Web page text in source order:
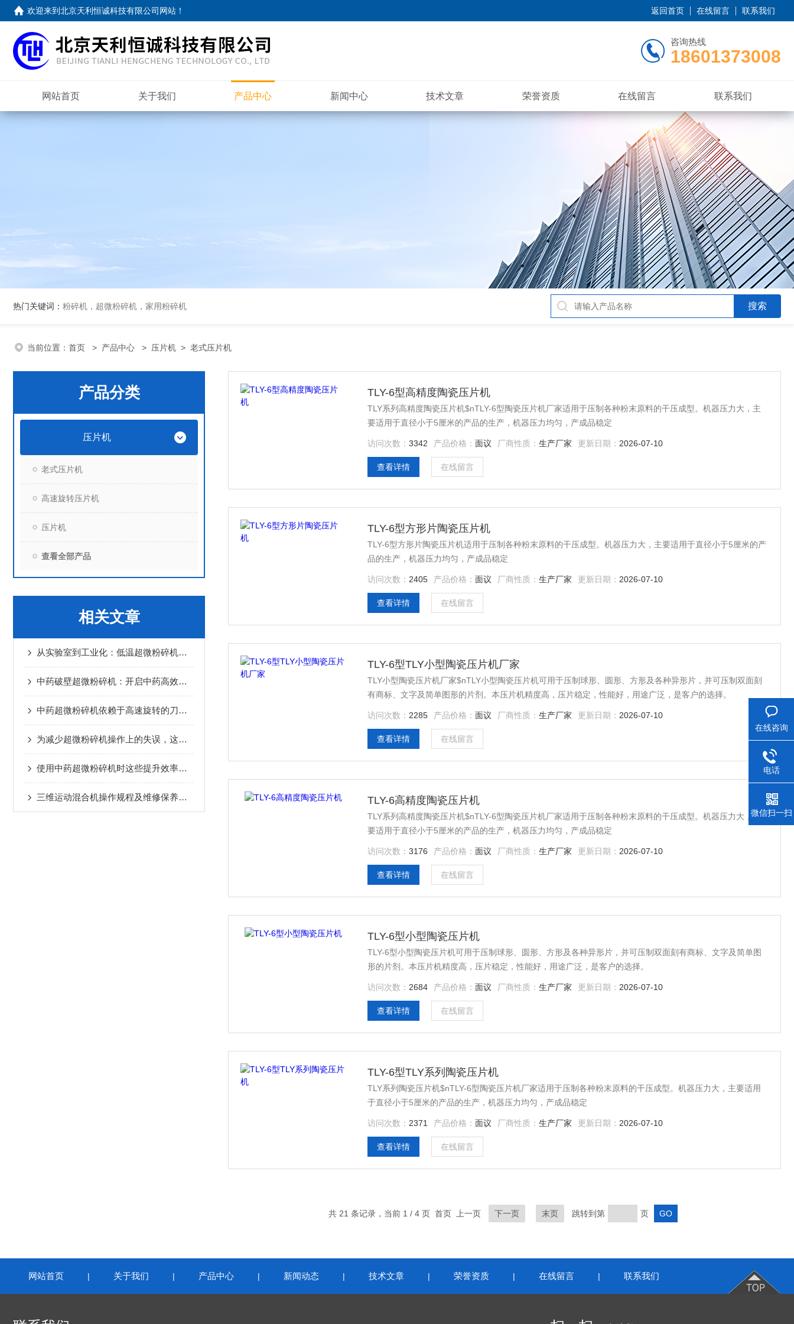
欢迎来到北京天利恒诚科技有限公司网站 ！ 返回首页 在线留言 联系我们
咨询热线
18601373008
网站首页 关于我们 产品中心 新闻中心 技术文章 荣誉资质 在线留言 联系我们
热门关键词： 粉碎机，超微粉碎机，家用粉碎机
当前位置： 首页 > 产品中心 > 压片机 > 老式压片机
产品分类
压片机
老式压片机
高速旋转压片机
压片机
查看全部产品
相关文章
从实验室到工业化：低温超微粉碎机的全场景应用指南
中药破壁超微粉碎机：开启中药高效利用新时代
中药超微粉碎机依赖于高速旋转的刀片和*的气流冲击力
为减少超微粉碎机操作上的失误，这些要求必须满足
使用中药超微粉碎机时这些提升效率的方法可不能忽视！
三维运动混合机操作规程及维修保养的正确方法
TLY-6型高精度陶瓷压片机
TLY系列高精度陶瓷压片机$nTLY-6型陶瓷压片机厂家适用于压制各种粉末原料的干压成型。机器压力大，主
要适用于直径小于5厘米的产品的生产，机器压力均匀，产成品稳定
访问次数： 3342 产品价格： 面议 厂商性质： 生产厂家 更新日期： 2026-07-10
查看详情 在线留言
TLY-6型方形片陶瓷压片机
TLY-6型方形片陶瓷压片机适用于压制各种粉末原料的干压成型。机器压力大，主要适用于直径小于5厘米的产
品的生产，机器压力均匀，产成品稳定
访问次数： 2405 产品价格： 面议 厂商性质： 生产厂家 更新日期： 2026-07-10
查看详情 在线留言
TLY-6型TLY小型陶瓷压片机厂家
TLY小型陶瓷压片机厂家$nTLY小型陶瓷压片机可用于压制球形、圆形、方形及各种异形片，并可压制双面刻
有商标、文字及简单图形的片剂。本压片机精度高，压片稳定，性能好，用途广泛，是客户的选择。
访问次数： 2285 产品价格： 面议 厂商性质： 生产厂家 更新日期： 2026-07-10
查看详情 在线留言
TLY-6高精度陶瓷压片机
TLY系列高精度陶瓷压片机$nTLY-6型陶瓷压片机厂家适用于压制各种粉末原料的干压成型。机器压力大，主
要适用于直径小于5厘米的产品的生产，机器压力均匀，产成品稳定
访问次数： 3176 产品价格： 面议 厂商性质： 生产厂家 更新日期： 2026-07-10
查看详情 在线留言
TLY-6型小型陶瓷压片机
TLY-6型小型陶瓷压片机可用于压制球形、圆形、方形及各种异形片，并可压制双面刻有商标、文字及简单图
形的片剂。本压片机精度高，压片稳定，性能好，用途广泛，是客户的选择。
访问次数： 2684 产品价格： 面议 厂商性质： 生产厂家 更新日期： 2026-07-10
查看详情 在线留言
TLY-6型TLY系列陶瓷压片机
TLY系列陶瓷压片机$nTLY-6型陶瓷压片机厂家适用于压制各种粉末原料的干压成型。机器压力大，主要适用
于直径小于5厘米的产品的生产，机器压力均匀，产成品稳定
访问次数： 2371 产品价格： 面议 厂商性质： 生产厂家 更新日期： 2026-07-10
查看详情 在线留言
共 21 条记录，当前 1 / 4 页 首页 上一页 下一页 末页 跳转到第 页
网站首页 | 关于我们 | 产品中心 | 新闻动态 | 技术文章 | 荣誉资质 | 在线留言 | 联系我们
在线咨询
电话
微信扫一扫